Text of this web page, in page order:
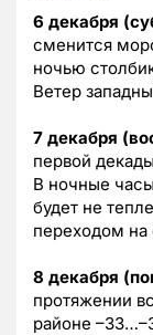
6 декабря
сменится
ночью
Ветер
7 декабря
первой
В ночные
будет не
переходом
8 декабря
протяжении
районе